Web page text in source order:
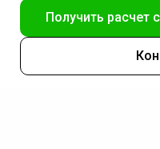
Получить расчет